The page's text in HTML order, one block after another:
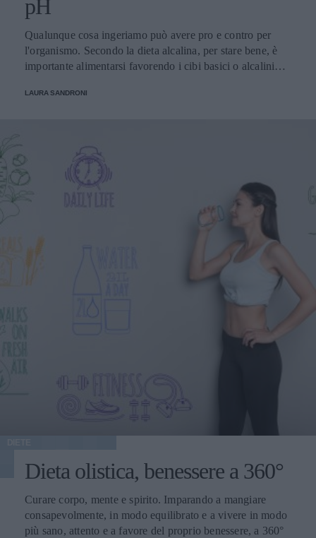
pH
Qualunque cosa ingeriamo può avere pro e contro per
l'organismo. Secondo la dieta alcalina, per stare bene, è
importante alimentarsi favorendo i cibi basici o alcalini
LAURA SANDRONI
Dieta olistica, benessere a 360°
Curare corpo, mente e spirito. Imparando a mangiare
consapevolmente, in modo equilibrato e a vivere in modo
più sano, attento e a favore del proprio benessere, a 360°